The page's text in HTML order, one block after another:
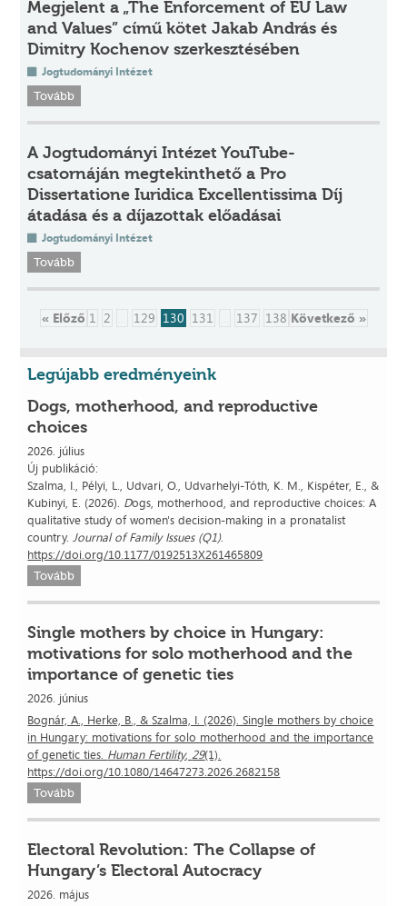
Megjelent a „The Enforcement of EU Law
and Values” című kötet Jakab András és
Dimitry Kochenov szerkesztésében
Jogtudományi Intézet
Tovább
A Jogtudományi Intézet YouTube-
csatornáján megtekinthető a Pro
Dissertatione Iuridica Excellentissima Díj
átadása és a díjazottak előadásai
Jogtudományi Intézet
Tovább
« Előző 1 2 129 130 131 137 138 Következő »
Legújabb eredményeink
Dogs, motherhood, and reproductive
choices
2026. július
Új publikáció:
​Szalma, I., Pélyi, L., Udvari, O., Udvarhelyi-Tóth, K. M., Kispéter, E., &
Kubinyi, E. (2026). Dogs, motherhood, and reproductive choices: A
qualitative study of women's decision-making in a pronatalist
country.Journal of Family Issues (Q1).
https://doi.org/10.1177/0192513X261465809
Tovább
Single mothers by choice in Hungary:
motivations for solo motherhood and the
importance of genetic ties
2026. június
Bognár, A., Herke, B., & Szalma, I. (2026). Single mothers by choice
in Hungary: motivations for solo motherhood and the importance
of genetic ties. Human Fertility,29(1).
https://doi.org/10.1080/14647273.2026.2682158
Tovább
Electoral Revolution: The Collapse of
Hungary’s Electoral Autocracy
2026. május